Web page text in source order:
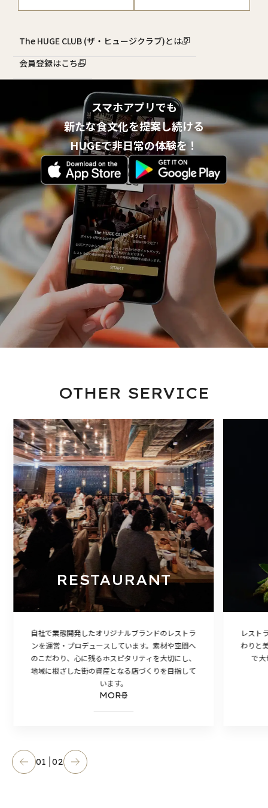
The HUGE CLUB (ザ・ヒュージクラブ)とは？
会員登録はこちら
スマホアプリでも
新たな食文化を提案し続ける
HUGEで非日常の体験を！
OTHER SERVICE
RESTAURANT
自社で業態開発したオリジナルブランドのレストラ
ンを運営・プロデュースしています。素材や空間へ
のこだわり、心に残るホスピタリティを大切にし、
地域に根ざした街の資産となる店づくりを目指して
います。
MORE
レスト
わりと
で大
01 02